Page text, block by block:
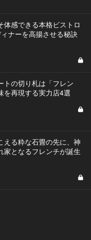
体感できる本格ビストロ
ナーを高揚させる秘訣
トの切り札は「フレン
を再現する実力店4選
える粋な石畳の先に、神
家となるフレンチが誕生